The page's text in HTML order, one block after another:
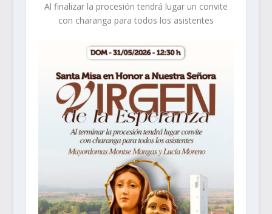
Al finalizar la procesión tendrá lugar un convite
con charanga para todos los asistentes